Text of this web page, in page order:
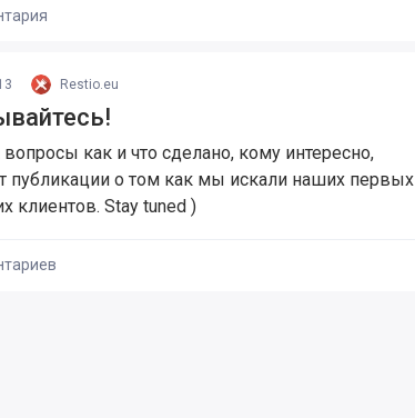
Restio.eu
как и что сделано, кому интересно,
публикации о том как мы искали наших первых
клиентов. Stay tuned )